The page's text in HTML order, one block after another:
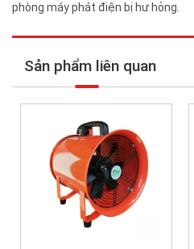
phòng máy phát điện bị hư hỏng.
Sản phẩm liên quan